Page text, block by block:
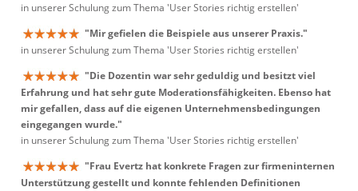
in unserer Schulung zum Thema 'User Stories richtig erstellen'
"Mir gefielen die Beispiele aus unserer Praxis."
in unserer Schulung zum Thema 'User Stories richtig erstellen'
"Die Dozentin war sehr geduldig und besitzt viel
Erfahrung und hat sehr gute Moderationsfähigkeiten. Ebenso hat
mir gefallen, dass auf die eigenen Unternehmensbedingungen
eingegangen wurde."
in unserer Schulung zum Thema 'User Stories richtig erstellen'
"Frau Evertz hat konkrete Fragen zur firmeninternen
Unterstützung gestellt und konnte fehlenden Definitionen